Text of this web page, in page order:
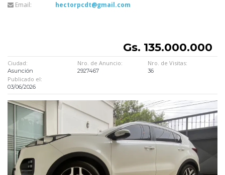
Email:
hectorpcdt@gmail.com
Gs. 135.000.000
Ciudad:
Asunción
Nro. de Anuncio:
2927467
Nro. de Visitas:
36
Publicado el:
03/06/2026